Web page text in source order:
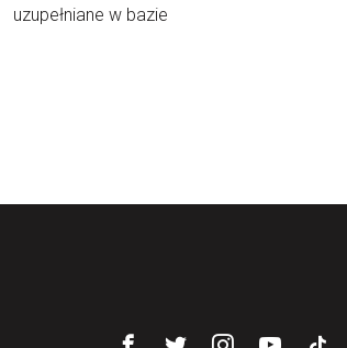
uzupełniane w bazie